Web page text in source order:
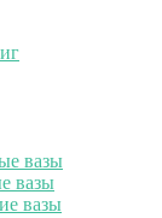
вазы
вазы
вазы